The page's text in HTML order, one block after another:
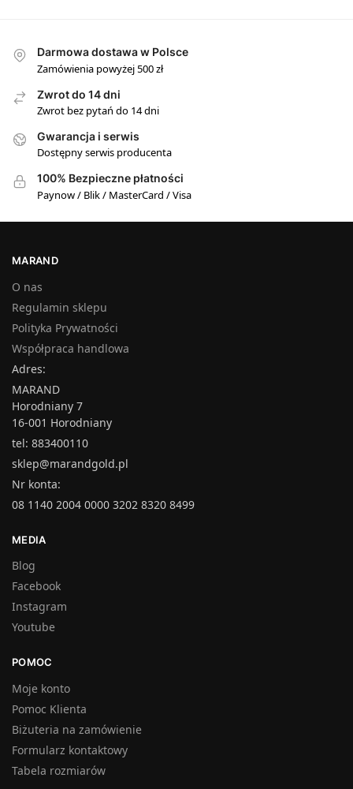
Darmowa dostawa w Polsce
Zamówienia powyżej 500 zł
Zwrot do 14 dni
Zwrot bez pytań do 14 dni
Gwarancja i serwis
Dostępny serwis producenta
100% Bezpieczne płatności
Paynow / Blik / MasterCard / Visa
MARAND
O nas
Regulamin sklepu
Polityka Prywatności
Współpraca handlowa
Adres:
MARAND
Horodniany 7
16-001 Horodniany
tel: 883400110
sklep@marandgold.pl
Nr konta:
08 1140 2004 0000 3202 8320 8499
MEDIA
Blog
Facebook
Instagram
Youtube
POMOC
Moje konto
Pomoc Klienta
Biżuteria na zamówienie
Formularz kontaktowy
Tabela rozmiarów